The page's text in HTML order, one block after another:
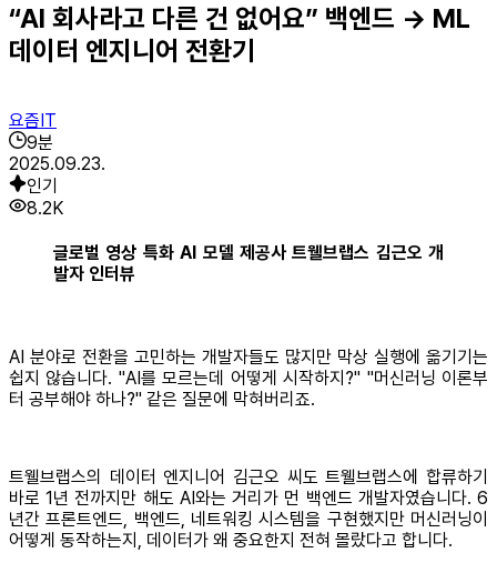
“AI 회사라고 다른 건 없어요” 백엔드 → ML
데이터 엔지니어 전환기
요즘IT
9분
2025.09.23.
인기
8.2K
글로벌 영상 특화 AI 모델 제공사 트웰브랩스 김근오 개
발자 인터뷰
AI 분야로 전환을 고민하는 개발자들도 많지만 막상 실행에 옮기기는
쉽지 않습니다. "AI를 모르는데 어떻게 시작하지?" "머신러닝 이론부
터 공부해야 하나?" 같은 질문에 막혀버리죠.
트웰브랩스의 데이터 엔지니어 김근오 씨도 트웰브랩스에 합류하기
바로 1년 전까지만 해도 AI와는 거리가 먼 백엔드 개발자였습니다. 6
년간 프론트엔드, 백엔드, 네트워킹 시스템을 구현했지만 머신러닝이
어떻게 동작하는지, 데이터가 왜 중요한지 전혀 몰랐다고 합니다.